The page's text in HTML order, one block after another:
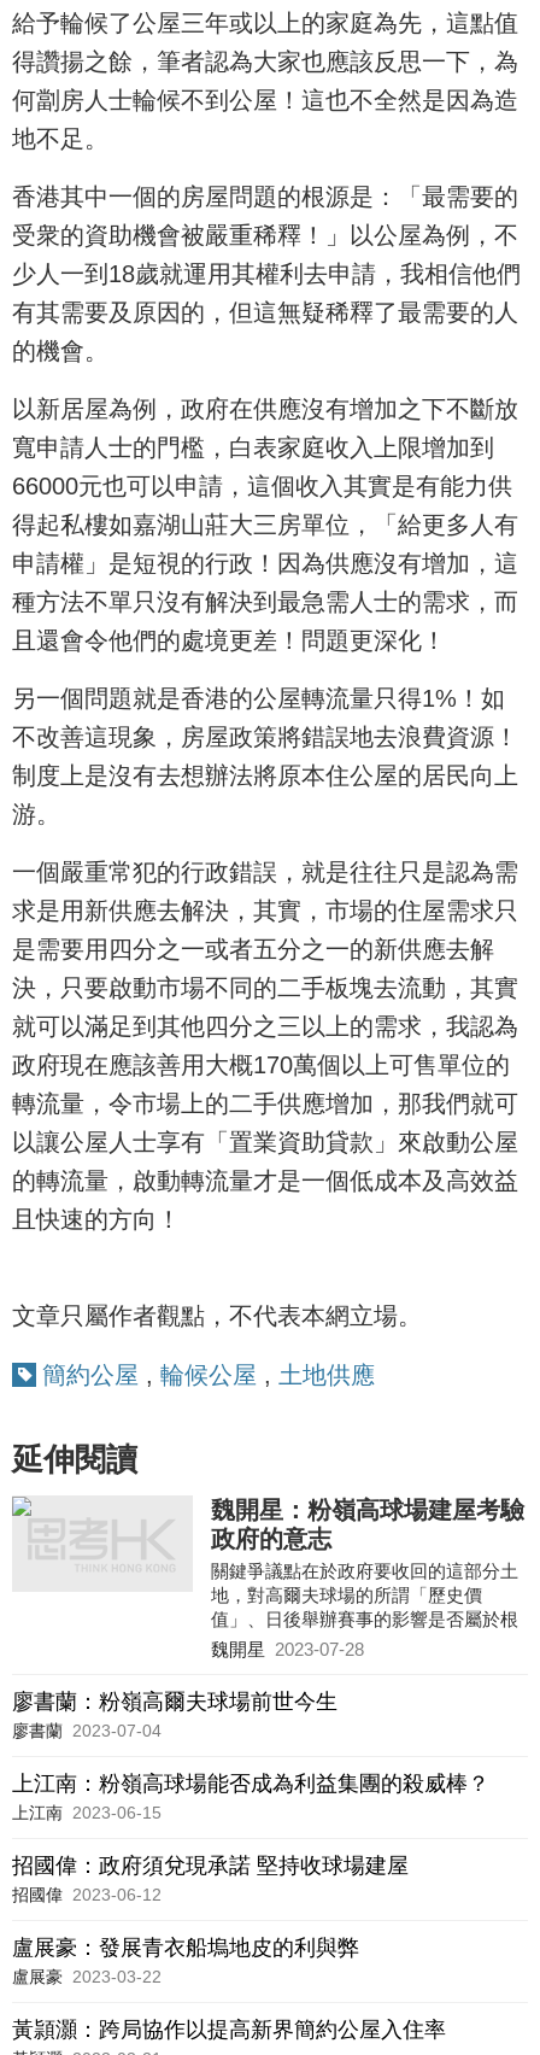
給予輪候了公屋三年或以上的家庭為先，這點值
得讚揚之餘，筆者認為大家也應該反思一下，為
何劏房人士輪候不到公屋！這也不全然是因為造
地不足。
香港其中一個的房屋問題的根源是：「最需要的
受衆的資助機會被嚴重稀釋！」以公屋為例，不
少人一到18歲就運用其權利去申請，我相信他們
有其需要及原因的，但這無疑稀釋了最需要的人
的機會。
以新居屋為例，政府在供應沒有增加之下不斷放
寬申請人士的門檻，白表家庭收入上限增加到
66000元也可以申請，這個收入其實是有能力供
得起私樓如嘉湖山莊大三房單位，「給更多人有
申請權」是短視的行政！因為供應沒有增加，這
種方法不單只沒有解決到最急需人士的需求，而
且還會令他們的處境更差！問題更深化！
另一個問題就是香港的公屋轉流量只得1%！如
不改善這現象，房屋政策將錯誤地去浪費資源！
制度上是沒有去想辦法將原本住公屋的居民向上
游。
一個嚴重常犯的行政錯誤，就是往往只是認為需
求是用新供應去解決，其實，市場的住屋需求只
是需要用四分之一或者五分之一的新供應去解
決，只要啟動市場不同的二手板塊去流動，其實
就可以滿足到其他四分之三以上的需求，我認為
政府現在應該善用大概170萬個以上可售單位的
轉流量，令市場上的二手供應增加，那我們就可
以讓公屋人士享有「置業資助貸款」來啟動公屋
的轉流量，啟動轉流量才是一個低成本及高效益
且快速的方向！
文章只屬作者觀點，不代表本網立場。
簡約公屋 , 輪候公屋 , 土地供應
延伸閱讀
魏開星：粉嶺高球場建屋考驗
政府的意志
關鍵爭議點在於政府要收回的這部分土
地，對高爾夫球場的所謂「歷史價
值」、日後舉辦賽事的影響是否屬於根
本性的；否則，香港哥爾夫球會就是無
能否有效開發，替政府操心；不如關心
一下自己。
魏開星 2023-07-28
廖書蘭：粉嶺高爾夫球場前世今生
廖書蘭 2023-07-04
上江南：粉嶺高球場能否成為利益集團的殺威棒？
上江南 2023-06-15
招國偉：政府須兌現承諾 堅持收球場建屋
招國偉 2023-06-12
盧展豪：發展青衣船塢地皮的利與弊
盧展豪 2023-03-22
黃頴灝：跨局協作以提高新界簡約公屋入住率